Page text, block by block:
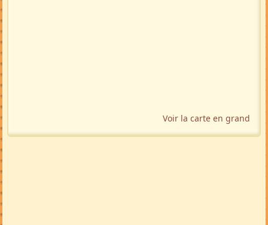
Voir la carte en grand